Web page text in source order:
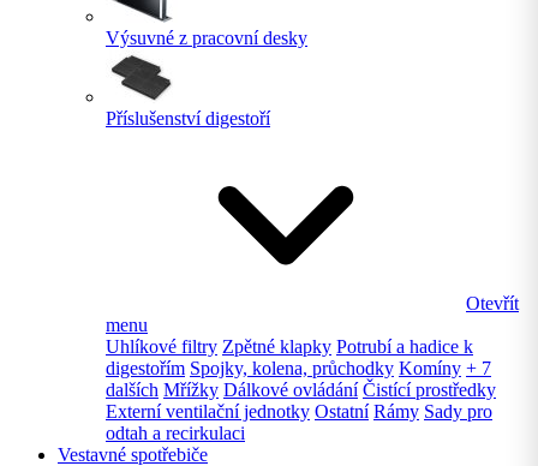
Výsuvné z pracovní desky
Příslušenství digestoří
Otevřít
menu
Uhlíkové filtry Zpětné klapky Potrubí a hadice k
digestořím Spojky, kolena, průchodky Komíny + 7
dalších Mřížky Dálkové ovládání Čistící prostředky
Externí ventilační jednotky Ostatní Rámy Sady pro
odtah a recirkulaci
Vestavné spotřebiče